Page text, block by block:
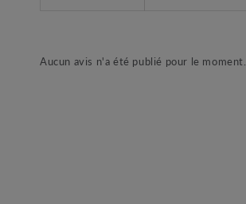
Aucun avis n'a été publié pour le moment.